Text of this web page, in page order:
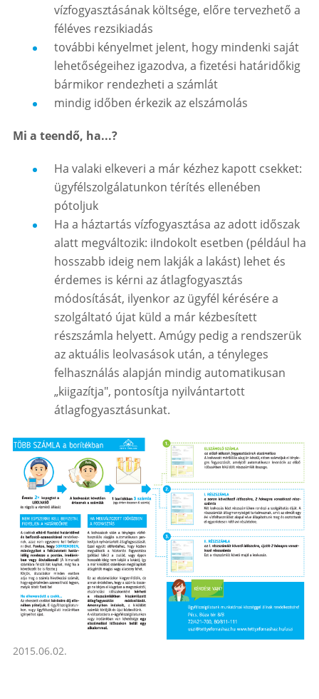
vízfogyasztásának költsége, előre tervezhető a
féléves rezsikiadás
további kényelmet jelent, hogy mindenki saját
lehetőségeihez igazodva, a fizetési határidőkig
bármikor rendezheti a számlát
mindig időben érkezik az elszámolás
Mi a teendő, ha...?
Ha valaki elkeveri a már kézhez kapott csekket:
ügyfélszolgálatunkon térítés ellenében
pótoljuk
Ha a háztartás vízfogyasztása az adott időszak
alatt megváltozik: iIndokolt esetben (például ha
hosszabb ideig nem lakják a lakást) lehet és
érdemes is kérni az átlagfogyasztás
módosítását, ilyenkor az ügyfél kérésére a
szolgáltató újat küld a már kézbesített
részszámla helyett. Amúgy pedig a rendszerük
az aktuális leolvasások után, a tényleges
felhasználás alapján mindig automatikusan
„kiigazítja", pontosítja nyilvántartott
átlagfogyasztásunkat.
2015.06.02.